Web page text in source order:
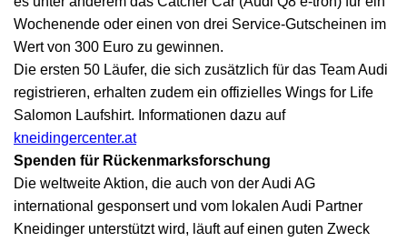
Wochenende oder einen von drei Service-Gutscheinen im
Wert von 300 Euro zu gewinnen.
Die ersten 50 Läufer, die sich zusätzlich für das Team Audi
registrieren, erhalten zudem ein offizielles Wings for Life
Salomon Laufshirt. Informationen dazu auf
kneidingercenter.at
Spenden für Rückenmarksforschung
Die weltweite Aktion, die auch von der Audi AG
international gesponsert und vom lokalen Audi Partner
Kneidinger unterstützt wird, läuft auf einen guten Zweck